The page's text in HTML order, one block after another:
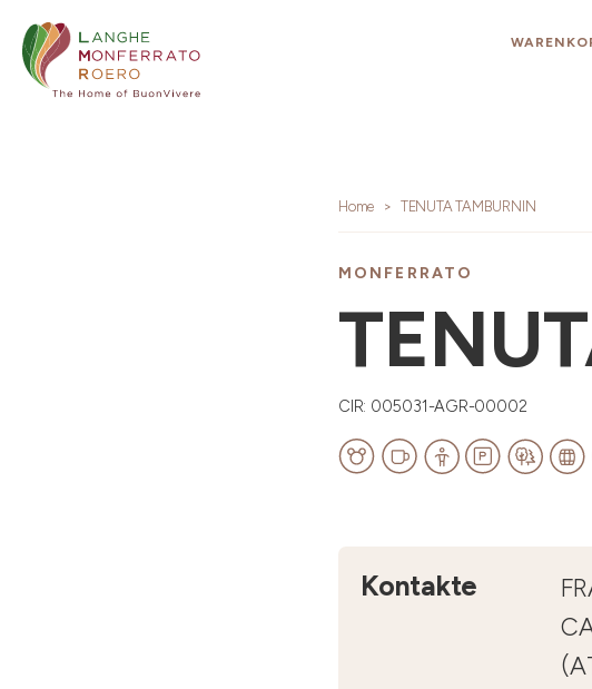
Home TENUTA TAMBURNIN
MONFERRATO
CIR: 005031-AGR-00002
Kontakte